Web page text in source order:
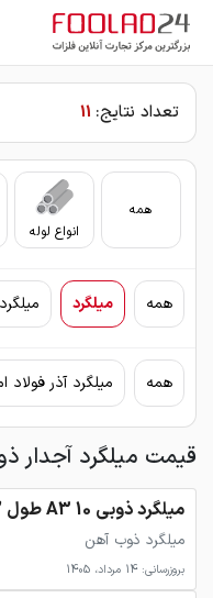
تعداد نتایج: 11
همه
انواع لوله
همه میلگرد
همه میلگرد آذر فولاد
قیمت میلگرد آجدار
میلگرد ذوبی 10 A3 طول 12
میلگرد ذوب آهن
بروزرسانی: 14 مرداد، 1405